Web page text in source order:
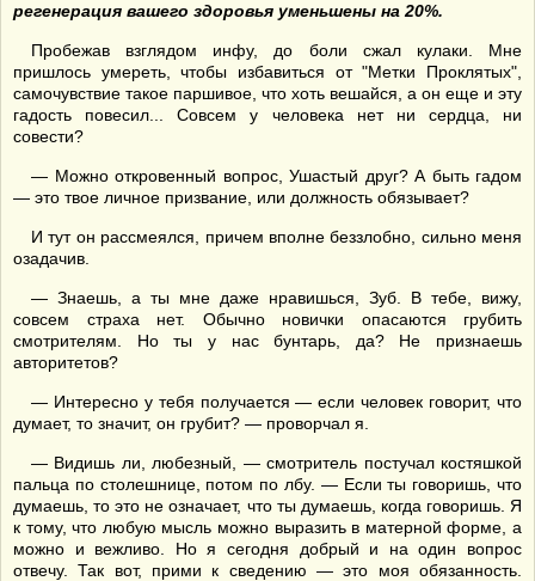
регенерация вашего здоровья уменьшены на 20%.
Пробежав взглядом инфу, до боли сжал кулаки. Мне
пришлось умереть, чтобы избавиться от "Метки Проклятых",
самочувствие такое паршивое, что хоть вешайся, а он еще и эту
гадость повесил... Совсем у человека нет ни сердца, ни
совести?
— Можно откровенный вопрос, Ушастый друг? А быть гадом
— это твое личное призвание, или должность обязывает?
И тут он рассмеялся, причем вполне беззлобно, сильно меня
озадачив.
— Знаешь, а ты мне даже нравишься, Зуб. В тебе, вижу,
совсем страха нет. Обычно новички опасаются грубить
смотрителям. Но ты у нас бунтарь, да? Не признаешь
авторитетов?
— Интересно у тебя получается — если человек говорит, что
думает, то значит, он грубит? — проворчал я.
— Видишь ли, любезный, — смотритель постучал костяшкой
пальца по столешнице, потом по лбу. — Если ты говоришь, что
думаешь, то это не означает, что ты думаешь, когда говоришь. Я
к тому, что любую мысль можно выразить в матерной форме, а
можно и вежливо. Но я сегодня добрый и на один вопрос
отвечу. Так вот, прими к сведению — это моя обязанность.